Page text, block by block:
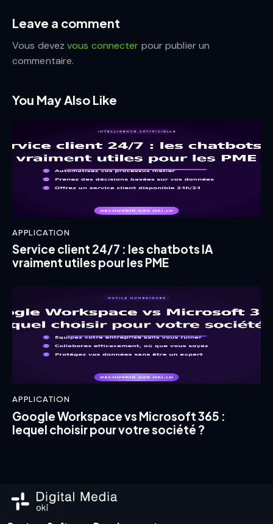
Leave a comment
Vous devezvous connecter pour publier un
commentaire.
You May Also Like
APPLICATION
Service client 24/7 : les chatbots IA
vraiment utiles pour les PME
APPLICATION
Google Workspace vs Microsoft 365 :
lequel choisir pour votre société ?